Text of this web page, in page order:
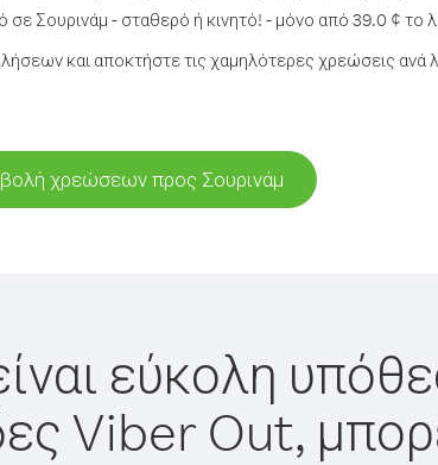
σε Σουρινάμ - σταθερό ή κινητό! - μόνο από 39.0 ¢ το
και αποκτήστε τις χαμηλότερες χρεώσεις ανά
χρεώσεων προς Σουρινάμ
εύκολη
Viber Out,